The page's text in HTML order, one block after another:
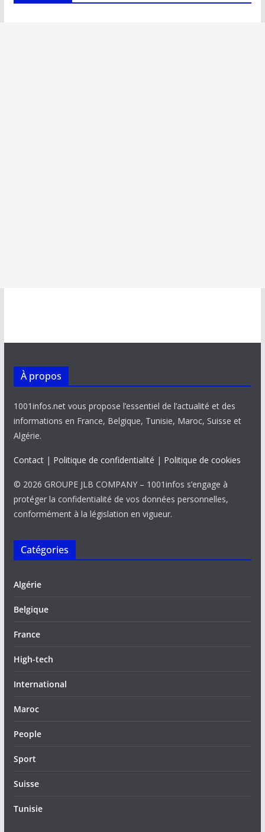
À propos
1001infos.net vous propose l’essentiel de l’actualité et des
informations en France, Belgique, Tunisie, Maroc, Suisse et
Algérie.
Contact| Politique de confidentialité | Politique de cookies
© 2026 GROUPE JLB COMPANY – 1001infos s’engage à
protéger la confidentialité de vos données personnelles,
conformément à la législation en vigueur.
Catégories
Algérie
Belgique
France
High-tech
International
Maroc
People
Sport
Suisse
Tunisie